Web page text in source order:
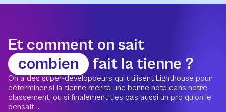
Et comment on sait
combien
fait la tienne ?
On a des super-développeurs qui utilisent Lighthouse pour
déterminer si la tienne mérite une bonne note dans notre
classement, ou si finalement t’es pas aussi un pro qu’on le
pensait ...